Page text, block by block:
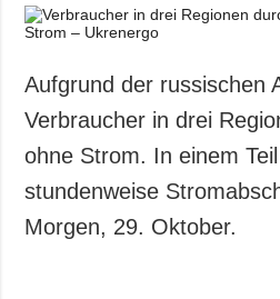
Wirtschaft
Gesellschaft und
Kultur
Sport
Kriminalität
Notstand und
Aufgrund der russischen
Verbraucher in drei
ohne Strom. In einem
stundenweise
Morgen, 29. Oktober.